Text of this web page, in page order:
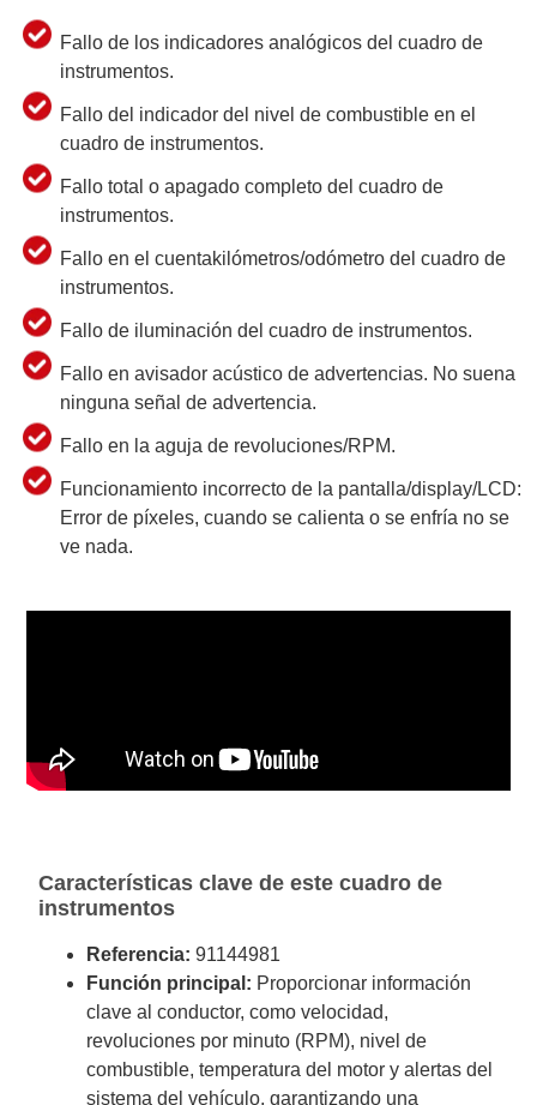
Fallo de los indicadores analógicos del cuadro de
instrumentos.
Fallo del indicador del nivel de combustible en el
cuadro de instrumentos.
Fallo total o apagado completo del cuadro de
instrumentos.
Fallo en el cuentakilómetros/odómetro del cuadro de
instrumentos.
Fallo de iluminación del cuadro de instrumentos.
Fallo en avisador acústico de advertencias. No suena
ninguna señal de advertencia.
Fallo en la aguja de revoluciones/RPM.
Funcionamiento incorrecto de la pantalla/display/LCD:
Error de píxeles, cuando se calienta o se enfría no se
ve nada.
Características clave de este cuadro de
instrumentos
Referencia: 91144981
Función principal: Proporcionar información
clave al conductor, como velocidad,
revoluciones por minuto (RPM), nivel de
combustible, temperatura del motor y alertas del
sistema del vehículo, garantizando una